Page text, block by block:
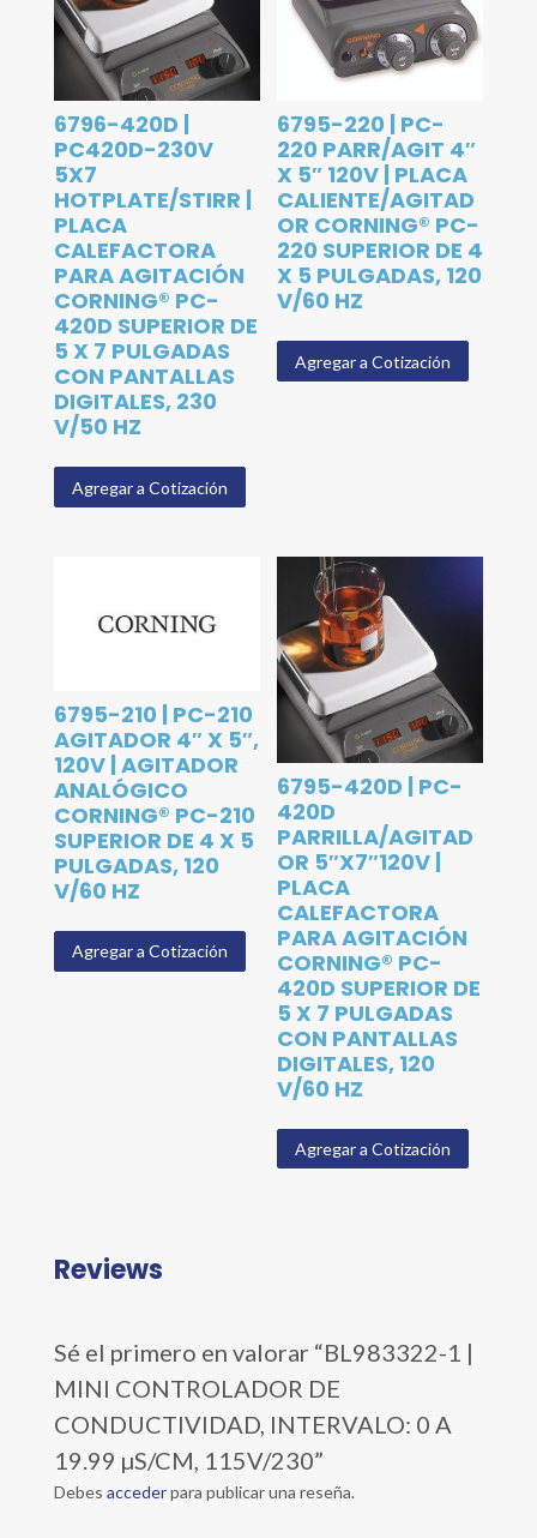
6796-420D |
PC420D-230V
5X7
HOTPLATE/STIRR |
PLACA
CALEFACTORA
PARA AGITACIÓN
CORNING® PC-
420D SUPERIOR DE
5 X 7 PULGADAS
CON PANTALLAS
DIGITALES, 230
V/50 HZ
Agregar a Cotización
6795-220 | PC-
220 PARR/AGIT 4″
X 5″ 120V | PLACA
CALIENTE/AGITAD
OR CORNING® PC-
220 SUPERIOR DE 4
X 5 PULGADAS, 120
V/60 HZ
Agregar a Cotización
6795-210 | PC-210
AGITADOR 4″ X 5″,
120V | AGITADOR
ANALÓGICO
CORNING® PC-210
SUPERIOR DE 4 X 5
PULGADAS, 120
V/60 HZ
Agregar a Cotización
6795-420D | PC-
420D
PARRILLA/AGITAD
OR 5″X7″120V |
PLACA
CALEFACTORA
PARA AGITACIÓN
CORNING® PC-
420D SUPERIOR DE
5 X 7 PULGADAS
CON PANTALLAS
DIGITALES, 120
V/60 HZ
Agregar a Cotización
Reviews
Sé el primero en valorar “BL983322-1 |
MINI CONTROLADOR DE
CONDUCTIVIDAD, INTERVALO: 0 A
19.99 µS/CM, 115V/230”
Debes accederpara publicar una reseña.